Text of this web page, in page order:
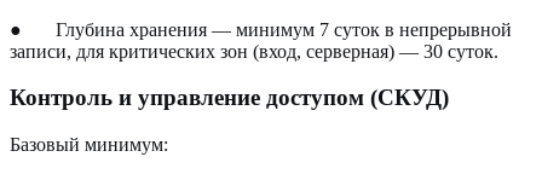
● Глубина хранения — минимум 7 суток в непрерывной
записи, для критических зон (вход, серверная) — 30 суток.
Контроль и управление доступом (СКУД)
Базовый минимум: